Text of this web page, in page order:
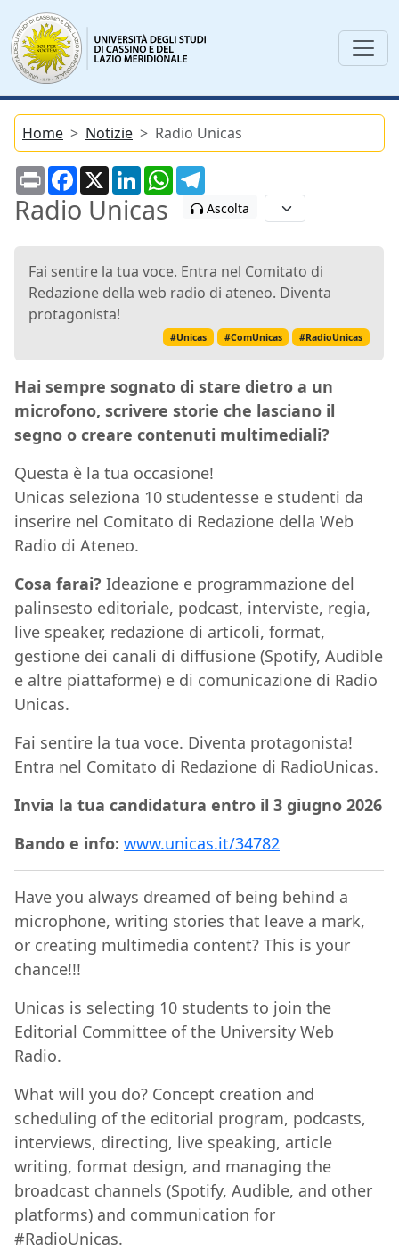
Home Notizie Radio Unicas
PrintFacebook
X LinkedInWhatsApp
Radio Unicas Ascolta
Fai sentire la tua voce. Entra nel Comitato di
Redazione della web radio di ateneo. Diventa
protagonista!
#Unicas #ComUnicas #RadioUnicas
Hai sempre sognato di stare dietro a un
microfono, scrivere storie che lasciano il
segno o creare contenuti multimediali?
Questa è la tua occasione!
Unicas seleziona 10 studentesse e studenti da
inserire nel Comitato di Redazione della Web
Radio di Ateneo.
Cosa farai? Ideazione e programmazione del
palinsesto editoriale, podcast, interviste, regia,
live speaker, redazione di articoli, format,
gestione dei canali di diffusione (Spotify, Audible
e altre piattaforme) e di comunicazione di Radio
Unicas.
Fai sentire la tua voce. Diventa protagonista!
Entra nel Comitato di Redazione di RadioUnicas.
Invia la tua candidatura entro il 3 giugno 2026
Bando e info: www.unicas.it/34782
Have you always dreamed of being behind a
microphone, writing stories that leave a mark,
or creating multimedia content? This is your
chance!!!
Unicas is selecting 10 students to join the
Editorial Committee of the University Web
Radio.
What will you do? Concept creation and
scheduling of the editorial program, podcasts,
interviews, directing, live speaking, article
writing, format design, and managing the
broadcast channels (Spotify, Audible, and other
platforms) and communication for
#RadioUnicas.